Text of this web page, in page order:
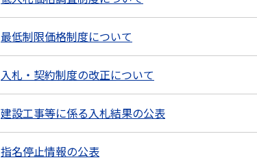
最低制限価格制度について
入札・契約制度の改正について
建設工事等に係る入札結果の公表
指名停止情報の公表